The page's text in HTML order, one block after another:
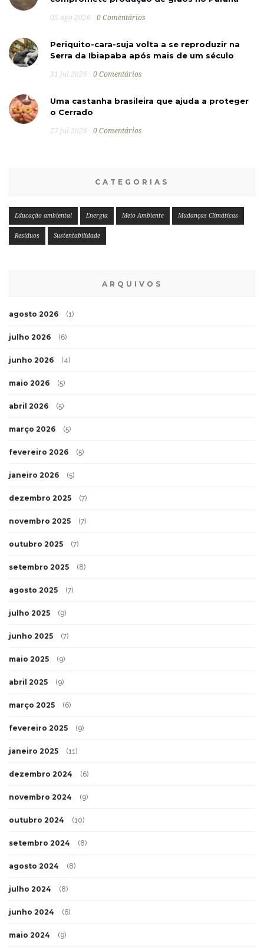
05 ago 2026 0 Comentários
Periquito-cara-suja volta a se reproduzir na
Serra da Ibiapaba após mais de um século
31 jul 2026 0 Comentários
Uma castanha brasileira que ajuda a proteger
o Cerrado
27 jul 2026 0 Comentários
CATEGORIAS
Educação ambiental Energia Meio Ambiente Mudanças Climáticas
Resíduos Sustentabilidade
ARQUIVOS
agosto 2026 (1)
julho 2026 (6)
junho 2026 (4)
maio 2026 (5)
abril 2026 (5)
março 2026 (5)
fevereiro 2026 (5)
janeiro 2026 (5)
dezembro 2025 (7)
novembro 2025 (7)
outubro 2025 (7)
setembro 2025 (8)
agosto 2025 (7)
julho 2025 (9)
junho 2025 (7)
maio 2025 (9)
abril 2025 (9)
março 2025 (6)
fevereiro 2025 (9)
janeiro 2025 (11)
dezembro 2024 (6)
novembro 2024 (9)
outubro 2024 (10)
setembro 2024 (8)
agosto 2024 (8)
julho 2024 (8)
junho 2024 (6)
maio 2024 (9)